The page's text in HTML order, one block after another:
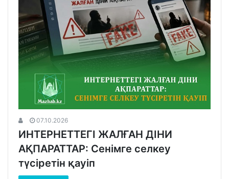
07.10.2026
ИНТЕРНЕТТЕГІ ЖАЛҒАН ДІНИ
АҚПАРАТТАР: Сенімге селкеу
түсіретін қауіп